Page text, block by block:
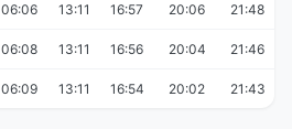
06:06 13:11 16:57 20:06 21:48
06:08 13:11 16:56 20:04 21:46
06:09 13:11 16:54 20:02 21:43